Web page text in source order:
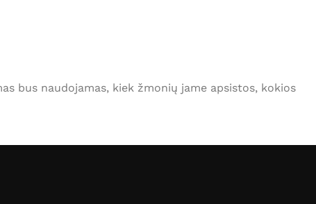
bus naudojamas, kiek žmonių jame apsistos, kokios